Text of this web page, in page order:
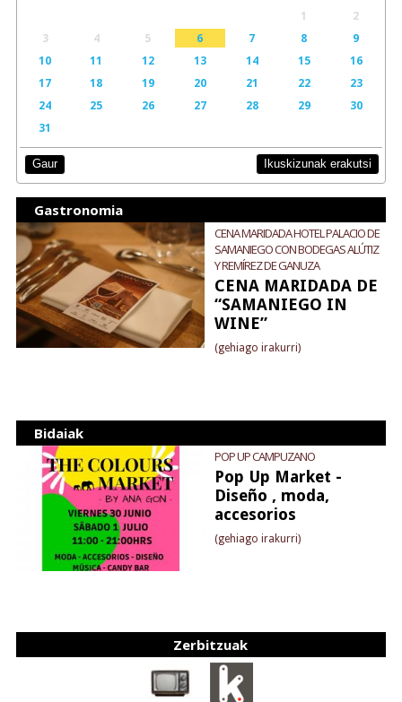
1
2
3
4 5 6 7 8
9
10
11 12 13 14 15
16
17
18 19 20 21 22
23
24
25 26 27 28 29
30
31
Gaur Ikuskizunak erakutsi
Gastronomia
CENA MARIDADA HOTEL PALACIO DE
SAMANIEGO CON BODEGAS ALÚTIZ
Y REMÍREZ DE GANUZA
CENA MARIDADA DE
“SAMANIEGO IN
WINE”
(gehiago irakurri)
Bidaiak
POP UP CAMPUZANO
Pop Up Market -
Diseño , moda,
accesorios
(gehiago irakurri)
Zerbitzuak